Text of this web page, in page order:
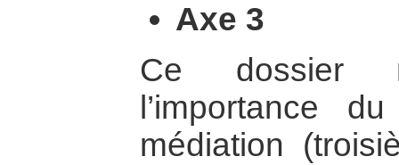
Axe 3
Ce dossier
l’importance
médiation